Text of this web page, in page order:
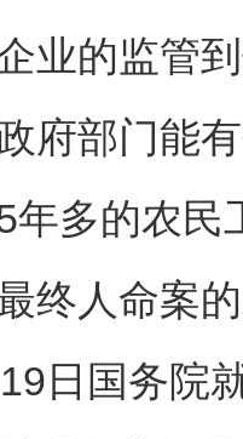
业的监管
府部门能
年多的农民
终人命案
日国务院